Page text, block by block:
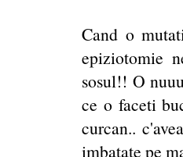
Cand o
epiziotomie
sosul!! O
ce o faceti
curcan..
imbatate pe